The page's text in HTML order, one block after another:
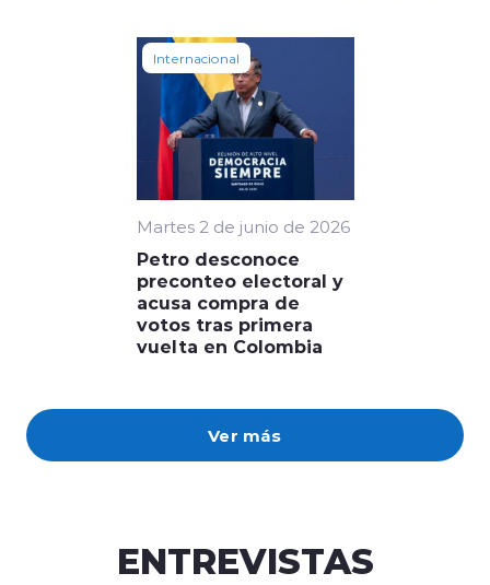
Ver más
Internacional
Martes 2 de junio de 2026
Petro desconoce
preconteo electoral y
acusa compra de
votos tras primera
vuelta en Colombia
ENTREVISTAS